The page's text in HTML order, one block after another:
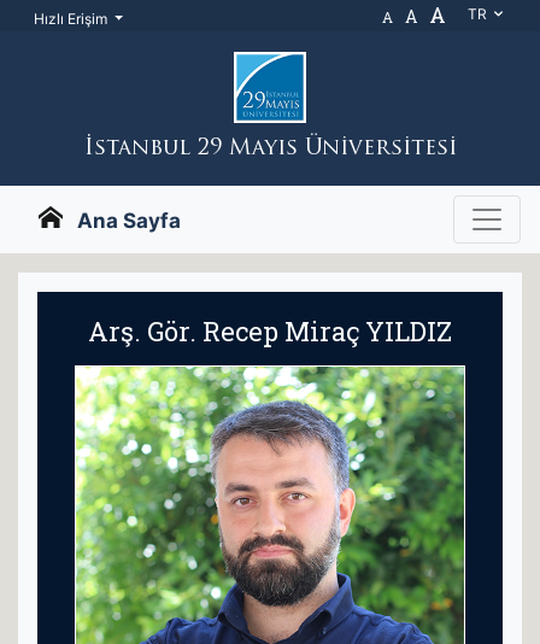
Hızlı Erişim A A A TR
İstanbul 29 Mayıs Üniversitesi
Ana Sayfa
Arş. Gör. Recep Miraç YILDIZ